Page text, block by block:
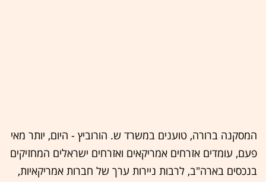
המסקנה ברורה, טוענים במשרד ש. הורוביץ - היום, יותר מאי
פעם, עומדים אזרחים אמריקאים ואזרחים ישראלים המחזיקים
בנכסים בארה"ב, לרבות ניירות ערך של חברות אמריקאיות,